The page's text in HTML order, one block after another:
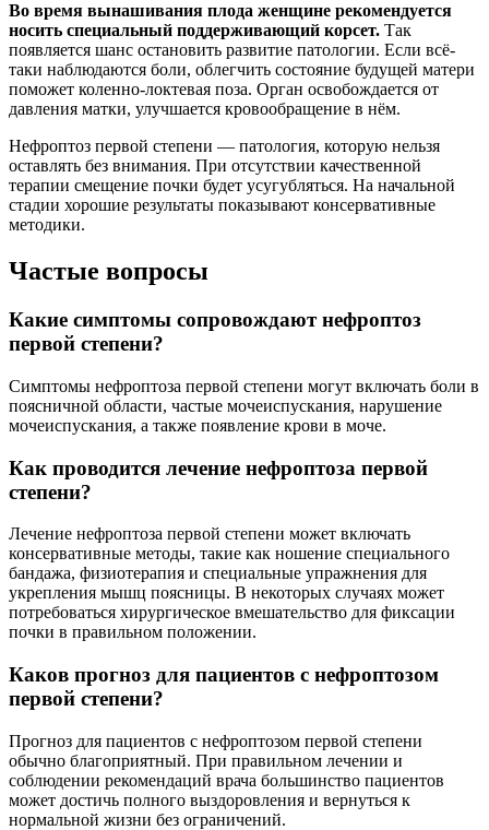
Во время вынашивания плода женщине рекомендуется
носить специальный поддерживающий корсет. Так
появляется шанс остановить развитие патологии. Если всё-
таки наблюдаются боли, облегчить состояние будущей матери
поможет коленно-локтевая поза. Орган освобождается от
давления матки, улучшается кровообращение в нём.
Нефроптоз первой степени — патология, которую нельзя
оставлять без внимания. При отсутствии качественной
терапии смещение почки будет усугубляться. На начальной
стадии хорошие результаты показывают консервативные
методики.
Частые вопросы
Какие симптомы сопровождают нефроптоз
первой степени?
Симптомы нефроптоза первой степени могут включать боли в
поясничной области, частые мочеиспускания, нарушение
мочеиспускания, а также появление крови в моче.
Как проводится лечение нефроптоза первой
степени?
Лечение нефроптоза первой степени может включать
консервативные методы, такие как ношение специального
бандажа, физиотерапия и специальные упражнения для
укрепления мышц поясницы. В некоторых случаях может
потребоваться хирургическое вмешательство для фиксации
почки в правильном положении.
Каков прогноз для пациентов с нефроптозом
первой степени?
Прогноз для пациентов с нефроптозом первой степени
обычно благоприятный. При правильном лечении и
соблюдении рекомендаций врача большинство пациентов
может достичь полного выздоровления и вернуться к
нормальной жизни без ограничений.